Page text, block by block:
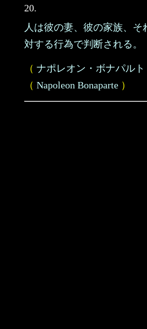
20.
人は彼の妻、彼の家族、そ
対する行為で判断される。
（ ナポレオン・ボナパルト
（ Napoleon Bonaparte ）